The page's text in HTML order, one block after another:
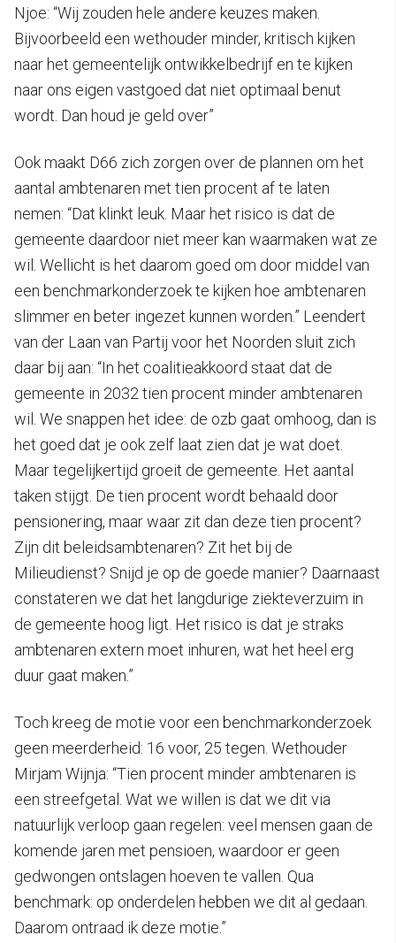
Njoe: “Wij zouden hele andere keuzes maken.
Bijvoorbeeld een wethouder minder, kritisch kijken
naar het gemeentelijk ontwikkelbedrijf en te kijken
naar ons eigen vastgoed dat niet optimaal benut
wordt. Dan houd je geld over”
Ook maakt D66 zich zorgen over de plannen om het
aantal ambtenaren met tien procent af te laten
nemen: “Dat klinkt leuk. Maar het risico is dat de
gemeente daardoor niet meer kan waarmaken wat ze
wil. Wellicht is het daarom goed om door middel van
een benchmarkonderzoek te kijken hoe ambtenaren
slimmer en beter ingezet kunnen worden.” Leendert
van der Laan van Partij voor het Noorden sluit zich
daar bij aan: “In het coalitieakkoord staat dat de
gemeente in 2032 tien procent minder ambtenaren
wil. We snappen het idee: de ozb gaat omhoog, dan is
het goed dat je ook zelf laat zien dat je wat doet.
Maar tegelijkertijd groeit de gemeente. Het aantal
taken stijgt. De tien procent wordt behaald door
pensionering, maar waar zit dan deze tien procent?
Zijn dit beleidsambtenaren? Zit het bij de
Milieudienst? Snijd je op de goede manier? Daarnaast
constateren we dat het langdurige ziekteverzuim in
de gemeente hoog ligt. Het risico is dat je straks
ambtenaren extern moet inhuren, wat het heel erg
duur gaat maken.”
Toch kreeg de motie voor een benchmarkonderzoek
geen meerderheid: 16 voor, 25 tegen. Wethouder
Mirjam Wijnja: “Tien procent minder ambtenaren is
een streefgetal. Wat we willen is dat we dit via
natuurlijk verloop gaan regelen: veel mensen gaan de
komende jaren met pensioen, waardoor er geen
gedwongen ontslagen hoeven te vallen. Qua
benchmark: op onderdelen hebben we dit al gedaan.
Daarom ontraad ik deze motie.”